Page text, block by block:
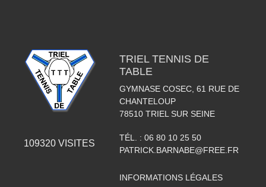
109320 VISITES
TRIEL TENNIS DE
TABLE
GYMNASE COSEC, 61 RUE DE
CHANTELOUP
78510 TRIEL SUR SEINE
TÉL. : 06 80 10 25 50
PATRICK.BARNABE@FREE.FR
INFORMATIONS LÉGALES